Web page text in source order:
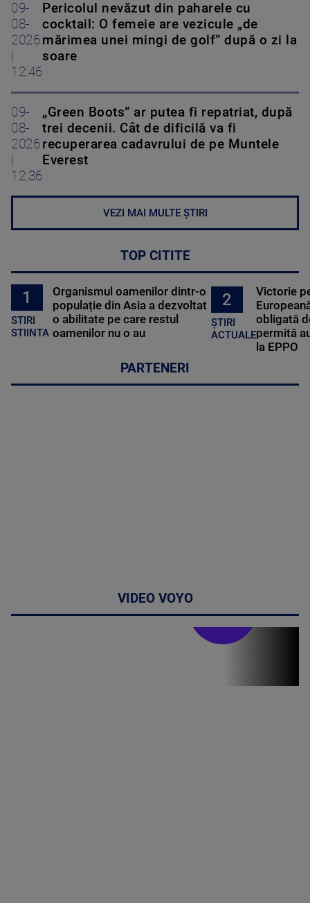
09-
08-
2026
12:46
Pericolul nevăzut din paharele cu
cocktail: O femeie are vezicule „de
mărimea unei mingi de golf” după o zi la
soare
09-
08-
2026
12:36
„Green Boots” ar putea fi repatriat, după
trei decenii. Cât de dificilă va fi
recuperarea cadavrului de pe Muntele
Everest
VEZI MAI MULTE ȘTIRI
TOP CITITE
1
STIRI
STIINTA
Organismul oamenilor dintr-o
populație din Asia a dezvoltat
o abilitate pe care restul
oamenilor nu o au
2
ȘTIRI
ACTUALE
Victorie
obligată
permită
la EPPO
PARTENERI
VIDEO VOYO